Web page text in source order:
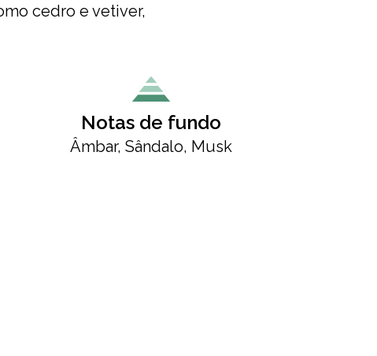
cedro e vetiver,
Notas de fundo
Âmbar, Sândalo, Musk